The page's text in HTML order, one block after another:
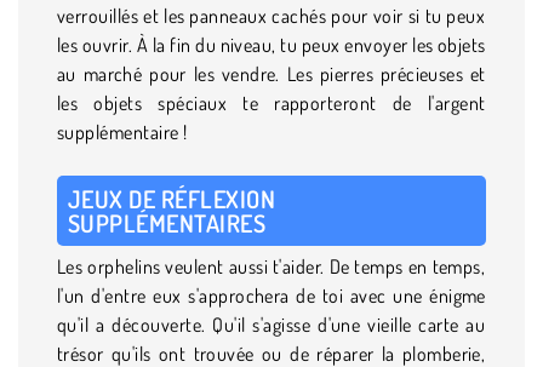
verrouillés et les panneaux cachés pour voir si tu peux
les ouvrir. À la fin du niveau, tu peux envoyer les objets
au marché pour les vendre. Les pierres précieuses et
les objets spéciaux te rapporteront de l'argent
supplémentaire !
JEUX DE RÉFLEXION
SUPPLÉMENTAIRES
Les orphelins veulent aussi t'aider. De temps en temps,
l'un d'entre eux s'approchera de toi avec une énigme
qu'il a découverte. Qu'il s'agisse d'une vieille carte au
trésor qu'ils ont trouvée ou de réparer la plomberie,